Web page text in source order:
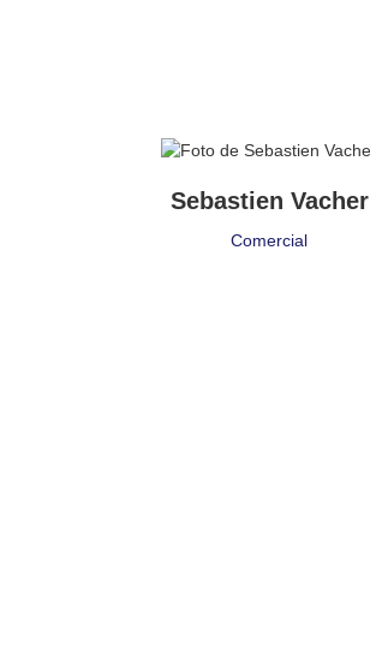
Sebastien Vacher
Comercial
Comercial
Delegación: